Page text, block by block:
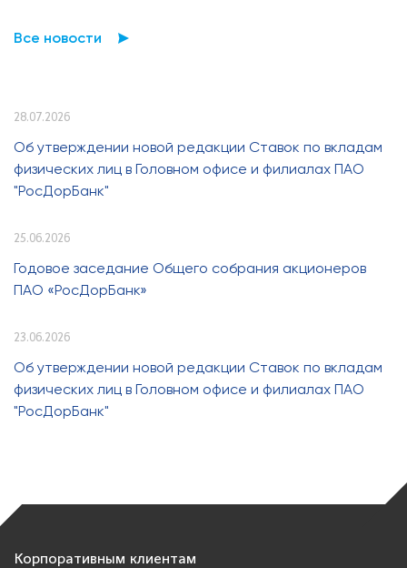
Все новости
28.07.2026
Об утверждении новой редакции Ставок по вкладам
физических лиц в Головном офисе и филиалах ПАО
"РосДорБанк"
25.06.2026
Годовое заседание Общего собрания акционеров
ПАО «РосДорБанк»
23.06.2026
Об утверждении новой редакции Ставок по вкладам
физических лиц в Головном офисе и филиалах ПАО
"РосДорБанк"
Корпоративным клиентам